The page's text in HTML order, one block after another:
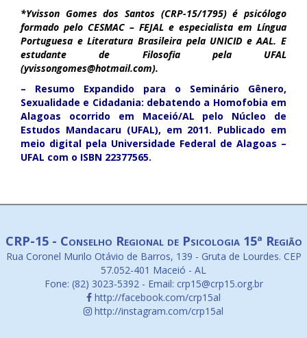
*Yvisson Gomes dos Santos (CRP-15/1795) é psicólogo
formado pelo CESMAC – FEJAL e especialista em Língua
Portuguesa e Literatura Brasileira pela UNICID e AAL. E
estudante de Filosofia pela UFAL
(yvissongomes@hotmail.com).
– Resumo Expandido para o Seminário Gênero,
Sexualidade e Cidadania: debatendo a Homofobia em
Alagoas ocorrido em Maceió/AL pelo Núcleo de
Estudos Mandacaru (UFAL), em 2011. Publicado em
meio digital pela Universidade Federal de Alagoas –
UFAL com o ISBN 22377565.
CRP-15 - Conselho Regional de Psicologia 15ª Região
Rua Coronel Murilo Otávio de Barros, 139 - Gruta de Lourdes. CEP
57.052-401 Maceió - AL
Fone: (82) 3023-5392 - Email: crp15@crp15.org.br
http://facebook.com/crp15al
http://instagram.com/crp15al